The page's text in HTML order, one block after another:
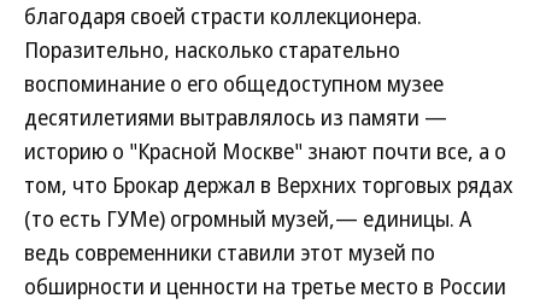
благодаря своей страсти коллекционера.
Поразительно, насколько старательно
воспоминание о его общедоступном музее
десятилетиями вытравлялось из памяти —
историю о "Красной Москве" знают почти все, а о
том, что Брокар держал в Верхних торговых рядах
(то есть ГУМе) огромный музей,— единицы. А
ведь современники ставили этот музей по
обширности и ценности на третье место в России